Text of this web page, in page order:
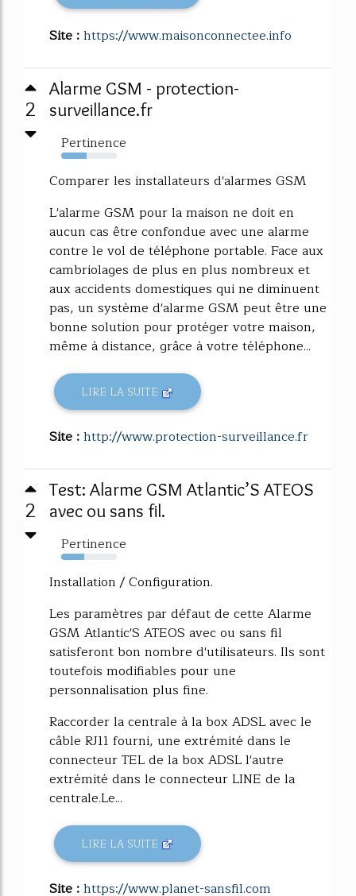
Site :https://www.maisonconnectee.info
2
Alarme GSM - protection-
surveillance.fr
Pertinence
45%
Comparer les installateurs d'alarmes GSM
L'alarme GSM pour la maison ne doit en
aucun cas être confondue avec une alarme
contre le vol de téléphone portable. Face aux
cambriolages de plus en plus nombreux et
aux accidents domestiques qui ne diminuent
pas, un système d'alarme GSM peut être une
bonne solution pour protéger votre maison,
même à distance, grâce à votre téléphone...
LIRE LA SUITE
Site :http://www.protection-surveillance.fr
2
Test: Alarme GSM Atlantic’S ATEOS
avec ou sans fil.
Pertinence
41%
Installation / Configuration.
Les paramètres par défaut de cette Alarme
GSM Atlantic'S ATEOS avec ou sans fil
satisferont bon nombre d'utilisateurs. Ils sont
toutefois modifiables pour une
personnalisation plus fine.
Raccorder la centrale à la box ADSL avec le
câble RJ11 fourni, une extrémité dans le
connecteur TEL de la box ADSL l'autre
extrémité dans le connecteur LINE de la
centrale.Le...
LIRE LA SUITE
Site :https://www.planet-sansfil.com